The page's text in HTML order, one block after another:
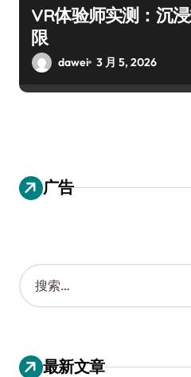
VR体验师实测：沉
限
dawei 3 月 5, 2026
广告
搜
索
：
最新文章